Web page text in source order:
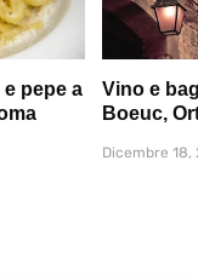
e pepe a
Vino e
Boeuc,
Dicembre 18,